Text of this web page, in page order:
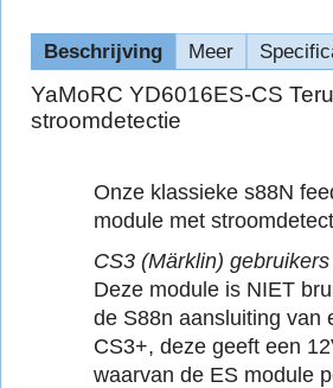
Beschrijving Meer
YaMoRC YD6016ES-CS
stroomdetectie
Onze klassieke s88N
module met
CS3 (Märklin)
Deze module is NIET
de S88n aansluiting van
CS3+, deze geeft een
waarvan de ES module